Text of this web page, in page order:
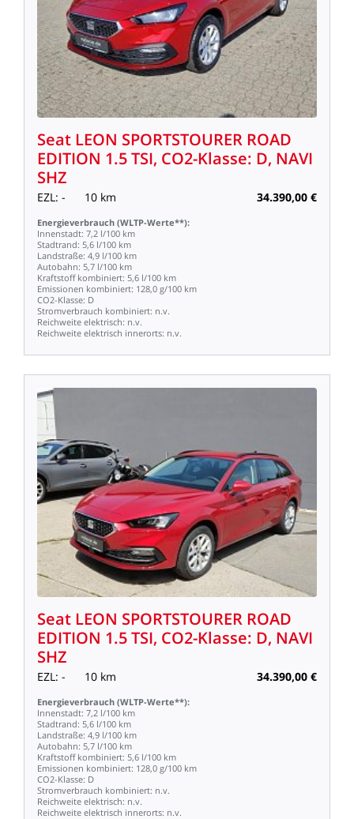
Seat LEON SPORTSTOURER ROAD
EDITION 1.5TSI, CO2-Klasse: D, NAVI
SHZ
EZL: - 10 km 34.390,00 €
Energieverbrauch (WLTP-Werte**):
Innenstadt: 7,2 l/100 km
Stadtrand: 5,6 l/100 km
Landstraße: 4,9 l/100 km
Autobahn: 5,7 l/100 km
Kraftstoff kombiniert: 5,6 l/100 km
Emissionen kombiniert: 128,0 g/100 km
CO2-Klasse: D
Stromverbrauch kombiniert: n.v.
Reichweite elektrisch: n.v.
Reichweite elektrisch innerorts: n.v.
Seat LEON SPORTSTOURER ROAD
EDITION 1.5TSI, CO2-Klasse: D, NAVI
SHZ
EZL: - 10 km 34.390,00 €
Energieverbrauch (WLTP-Werte**):
Innenstadt: 7,2 l/100 km
Stadtrand: 5,6 l/100 km
Landstraße: 4,9 l/100 km
Autobahn: 5,7 l/100 km
Kraftstoff kombiniert: 5,6 l/100 km
Emissionen kombiniert: 128,0 g/100 km
CO2-Klasse: D
Stromverbrauch kombiniert: n.v.
Reichweite elektrisch: n.v.
Reichweite elektrisch innerorts: n.v.